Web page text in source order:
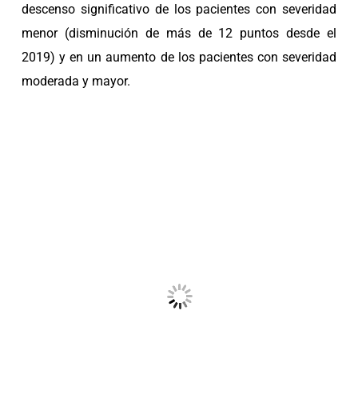
descenso significativo de los pacientes con severidad
menor (disminución de más de 12 puntos desde el
2019) y en un aumento de los pacientes con severidad
moderada y mayor.